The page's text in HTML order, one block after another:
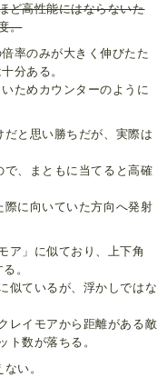
ど高性能にはならないた
。
率のみが大きく伸びたた
分ある。
ためカウンターのように
と思い勝ちだが、実際は
、まともに当てると高確
際に向いていた方向へ発射
ア」に似ており、上下角
。
似ているが、浮かしではな
レイモアから距離がある敵
ト数が落ちる。
い。